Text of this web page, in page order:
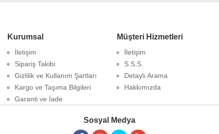
Kurumsal
İletişim
Sipariş Takibi
Gizlilik ve Kullanım Şartları
Kargo ve Taşıma Bilgileri
Garanti ve İade
Müşteri Hizmetleri
İletişim
S.S.S.
Detaylı Arama
Hakkımızda
Sosyal Medya